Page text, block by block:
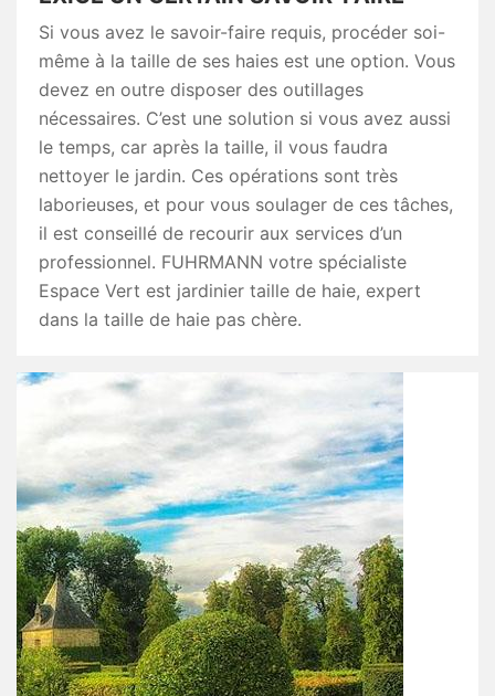
Si vous avez le savoir-faire requis, procéder soi-
même à la taille de ses haies est une option. Vous
devez en outre disposer des outillages
nécessaires. C’est une solution si vous avez aussi
le temps, car après la taille, il vous faudra
nettoyer le jardin. Ces opérations sont très
laborieuses, et pour vous soulager de ces tâches,
il est conseillé de recourir aux services d’un
professionnel. FUHRMANN votre spécialiste
Espace Vert est jardinier taille de haie, expert
dans la taille de haie pas chère.